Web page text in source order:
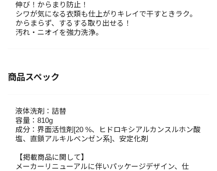
伸び！からまり防止！
シワが気になる衣類も仕上がりキレイで干すときラク。
からまらず、するする取り出せる！
汚れ・ニオイを強力洗浄。
商品スペック
液体洗剤：詰替
容量：810g
成分：界面活性剤[20 %、ヒドロキシアルカンスルホン酸
塩、直鎖アルキルベンゼン系]、安定化剤
【掲載商品に関して】
メーカーリニューアルに伴いパッケージデザイン、仕